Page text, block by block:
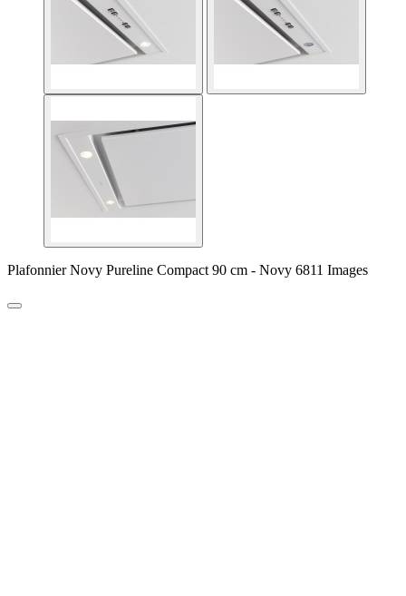
Plafonnier Novy Pureline Compact 90 cm - Novy 6811 Images